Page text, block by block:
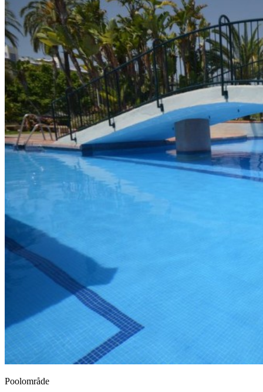
Poolområde